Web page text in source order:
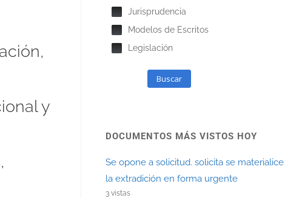
y
Jurisprudencia
Modelos de Escritos
Legislación
Buscar
DOCUMENTOS MÁS VISTOS HOY
Se opone a solicitud. solicita se materialice
la extradición en forma urgente
3 vistas